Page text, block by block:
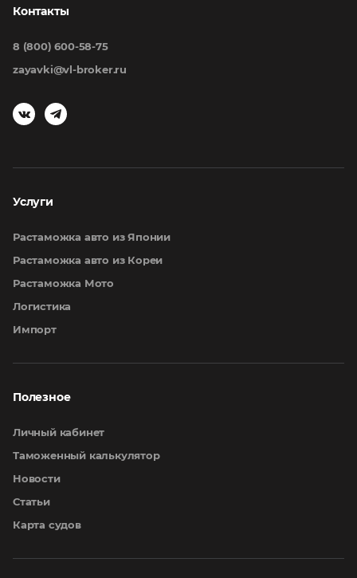
Услуги
Растаможка авто из Японии
Растаможка авто из Кореи
Растаможка Мото
Логистика
Импорт
Полезное
Личный кабинет
Таможенный калькулятор
Новости
Статьи
Карта судов
Контакты
8 (800) 600-58-75
zayavki@vl-broker.ru